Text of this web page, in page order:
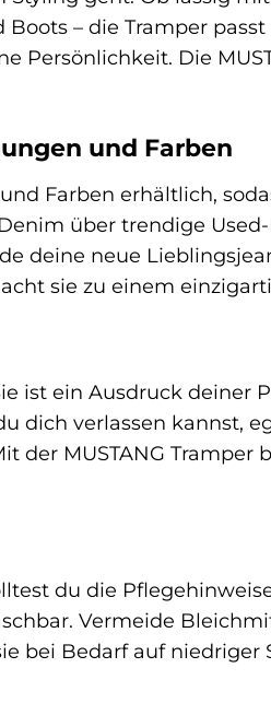
– die Tramper
Persönlichkeit. Die
und Farben
Farben erhältlich,
über trendige
deine neue
sie zu einem
ist ein Ausdruck deiner
dich verlassen kannst,
der MUSTANG
du die
Vermeide
bei Bedarf auf niedriger